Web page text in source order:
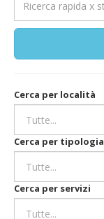
Cerca per località
Cerca per tipologia
Cerca per servizi